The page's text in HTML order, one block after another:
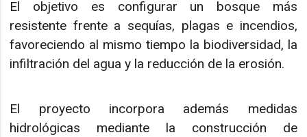
El objetivo es configurar un bosque más
resistente frente a sequías, plagas e incendios,
favoreciendo al mismo tiempo la biodiversidad, la
infiltración del agua y la reducción de la erosión.
El proyecto incorpora además medidas
hidrológicas mediante la construcción de